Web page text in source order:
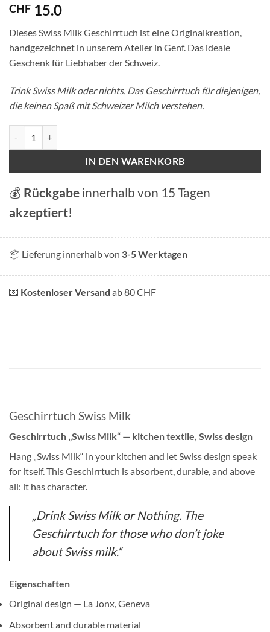
CHF 15.0
Dieses Swiss Milk Geschirrtuch ist eine Originalkreation,
handgezeichnet in unserem Atelier in Genf. Das ideale
Geschenk für Liebhaber der Schweiz.
Trink Swiss Milk oder nichts. Das Geschirrtuch für diejenigen,
die keinen Spaß mit Schweizer Milch verstehen.
IN DEN WARENKORB
💰 Rückgabe innerhalb von 15 Tagen
akzeptiert!
📦 Lieferung innerhalb von 3-5 Werktagen
💌 Kostenloser Versand ab 80 CHF
Geschirrtuch Swiss Milk
Geschirrtuch „Swiss Milk“ — kitchen textile, Swiss design
Hang „Swiss Milk“ in your kitchen and let Swiss design speak
for itself. This Geschirrtuch is absorbent, durable, and above
all: it has character.
„Drink Swiss Milk or Nothing. The
Geschirrtuch for those who don’t joke
about Swiss milk.“
Eigenschaften
Original design — La Jonx, Geneva
Absorbent and durable material